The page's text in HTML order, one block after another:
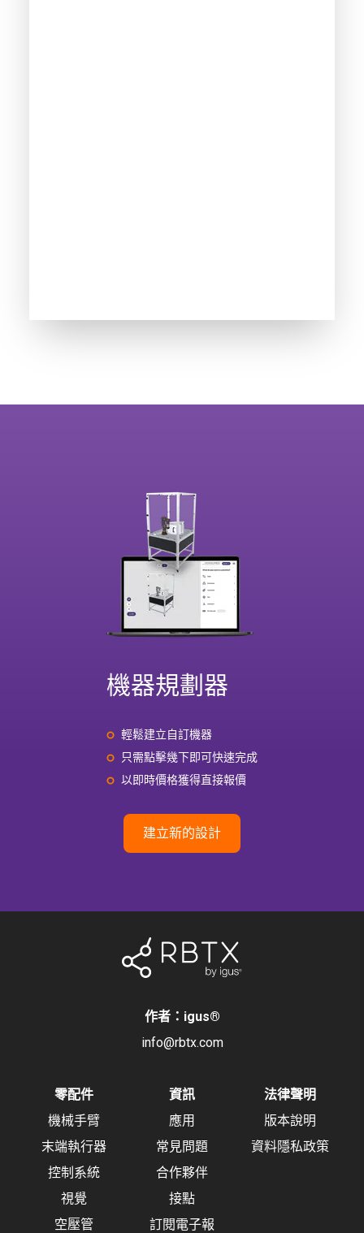
機器規劃器
輕鬆建立自訂機器
只需點擊幾下即可快速完成
以即時價格獲得直接報價
建立新的設計
作者：igus®
info@rbtx.com
零配件
機械手臂
末端執行器
控制系統
視覺
空壓管
資訊
應用
常見問題
合作夥伴
接點
訂閱電子報
法律聲明
版本說明
資料隱私政策